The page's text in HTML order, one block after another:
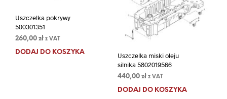
Uszczelka pokrywy
500301351
260,00 zł z VAT
DODAJ DO KOSZYKA
Uszczelka miski oleju
silnika 5802019566
440,00 zł z VAT
DODAJ DO KOSZYKA